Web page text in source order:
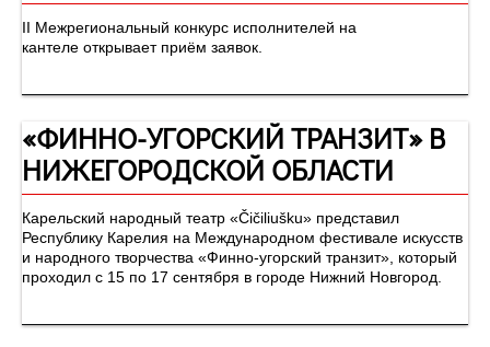
II Межрегиональный конкурс исполнителей на
кантеле открывает приём заявок.
«ФИННО-УГОРСКИЙ ТРАНЗИТ» В
НИЖЕГОРОДСКОЙ ОБЛАСТИ
Карельский народный театр «Čičiliušku» представил
Республику Карелия на Международном фестивале искусств
и народного творчества «Финно-угорский транзит», который
проходил с 15 по 17 сентября в городе Нижний Новгород.